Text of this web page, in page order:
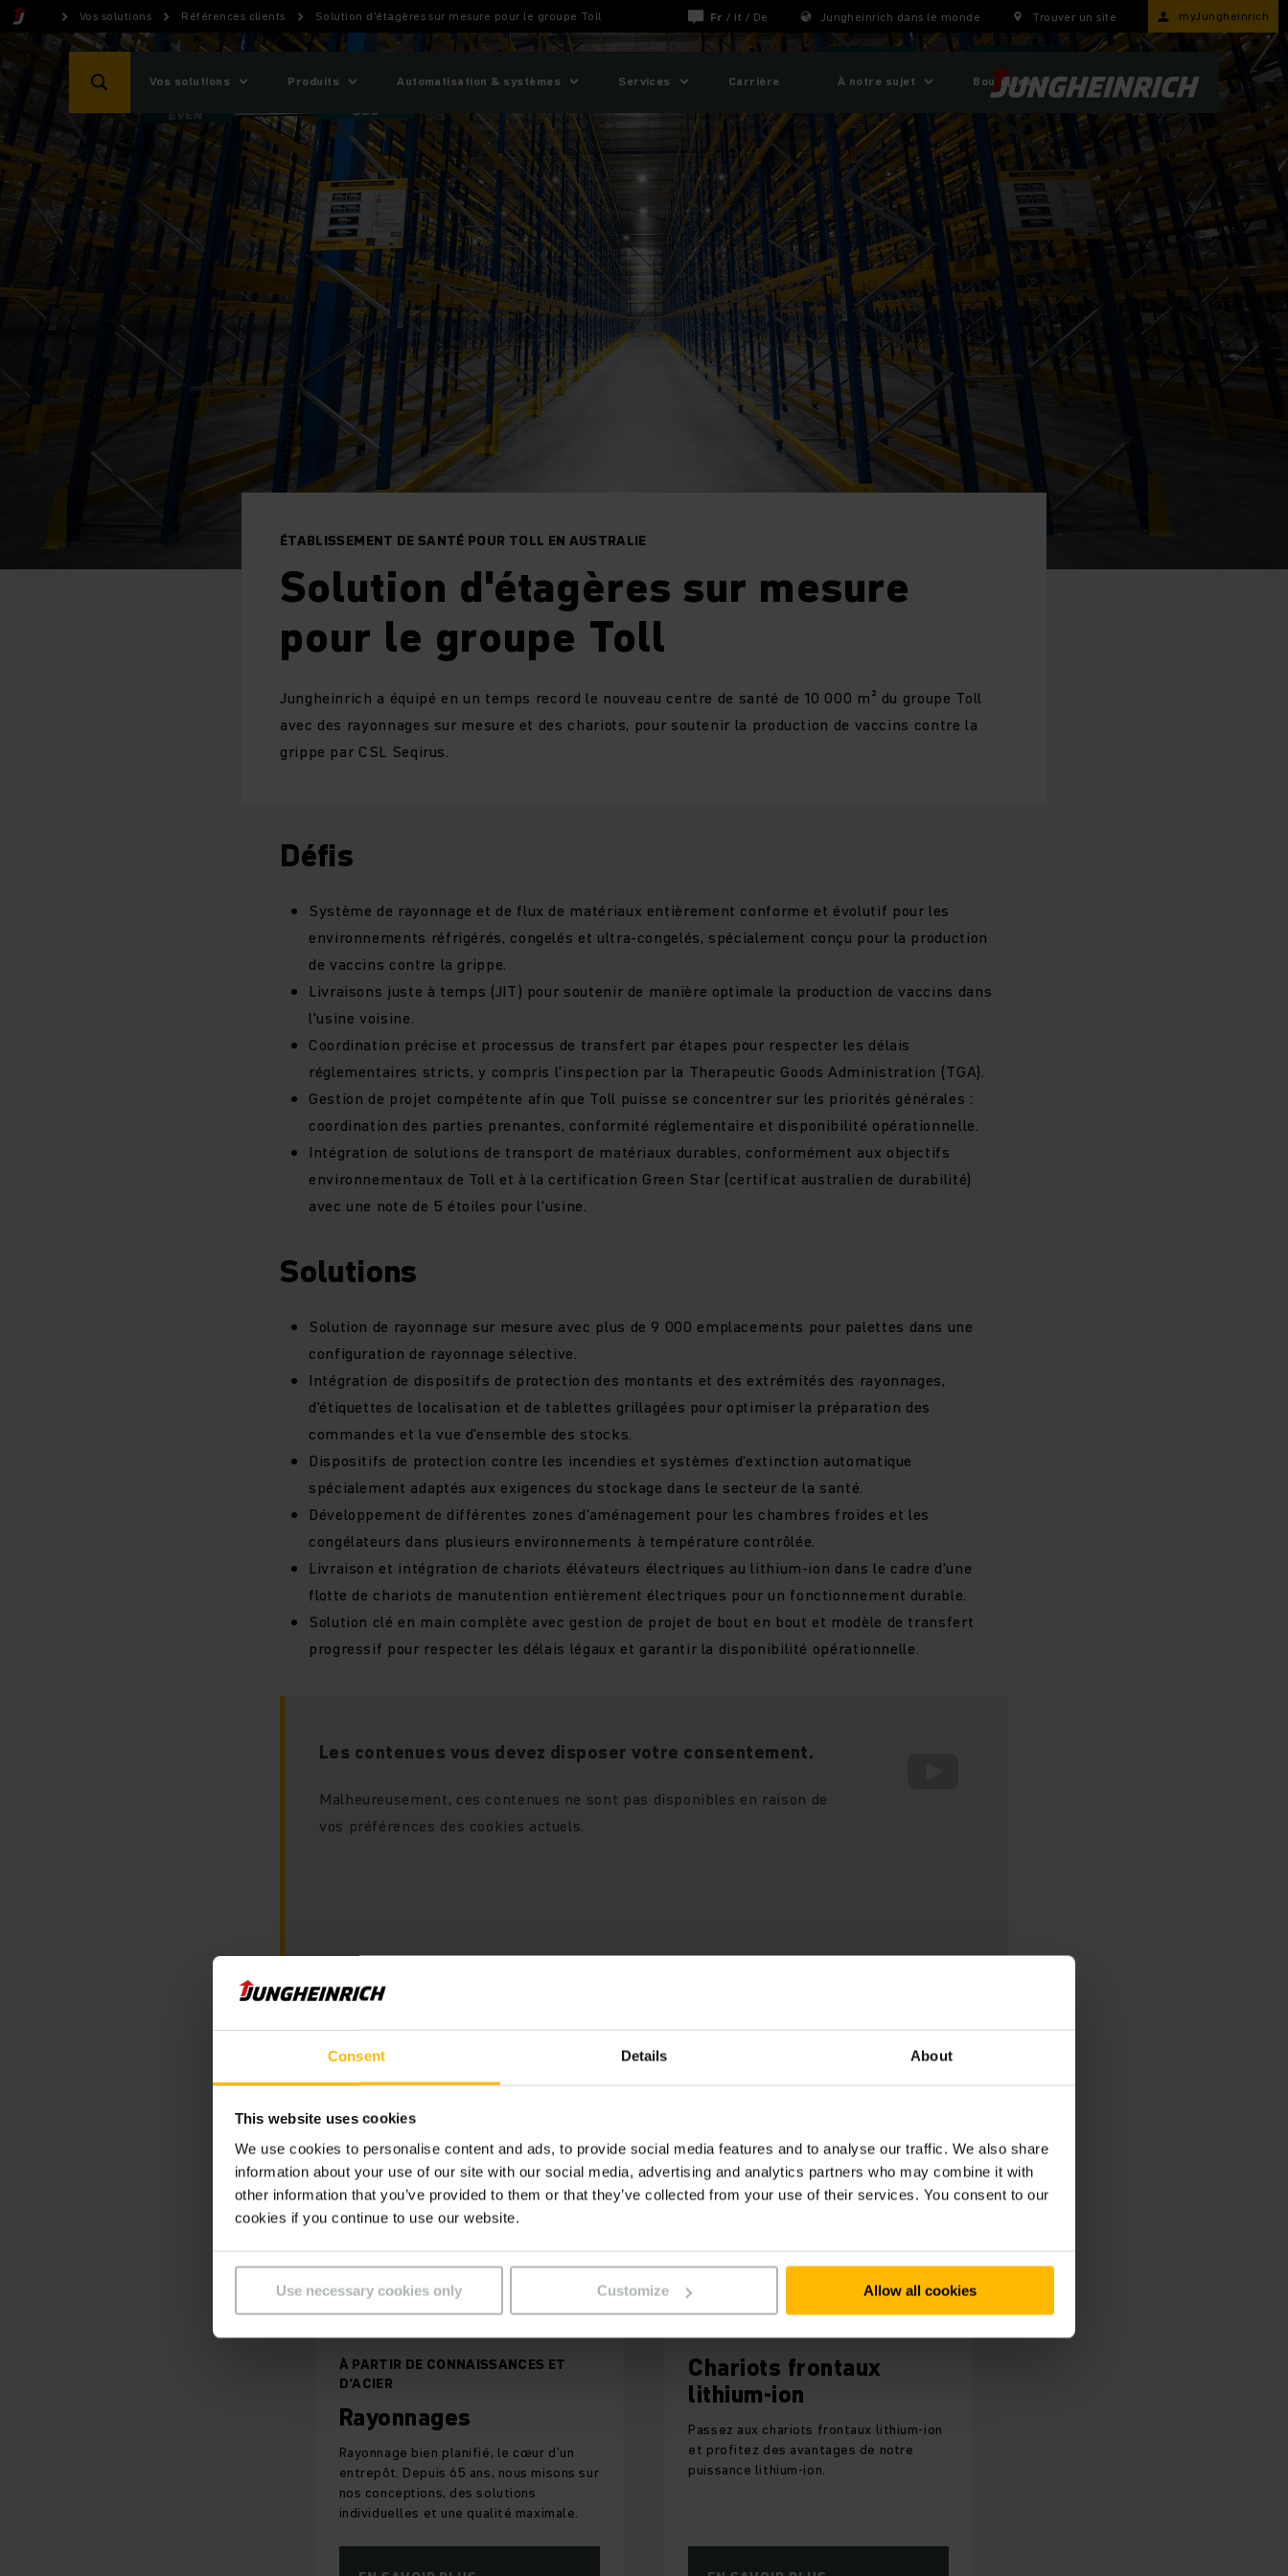
Consent Details About
This website uses cookies
We use cookies to personalise content and ads, to provide social media features and to analyse our traffic. We also share
information about your use of our site with our social media, advertising and analytics partners who may combine it with
other information that you’ve provided to them or that they’ve collected from your use of their services. You consent to our
cookies if you continue to use our website.
Use necessary cookies only Customize Allow all cookies
Vos solutions Références clients Solution d'étagères sur mesure pour le groupe Toll Fr / It / De Jungheinrich dans le monde Trouver un site myJungheinrich
Vos solutions Produits Automatisation & systèmes Services Carrière À notre sujet Boutiques
ÉTABLISSEMENT DE SANTÉ POUR TOLL EN AUSTRALIE
Solution d'étagères sur mesure
pour le groupe Toll
Jungheinrich a équipé en un temps record le nouveau centre de santé de 10 000 m² du groupe Toll
avec des rayonnages sur mesure et des chariots, pour soutenir la production de vaccins contre la
grippe par CSL Seqirus.
Défis
Système de rayonnage et de flux de matériaux entièrement conforme et évolutif pour les
environnements réfrigérés, congelés et ultra-congelés, spécialement conçu pour la production
de vaccins contre la grippe.
Livraisons juste à temps (JIT) pour soutenir de manière optimale la production de vaccins dans
l'usine voisine.
Coordination précise et processus de transfert par étapes pour respecter les délais
réglementaires stricts, y compris l'inspection par la Therapeutic Goods Administration (TGA).
Gestion de projet compétente afin que Toll puisse se concentrer sur les priorités générales :
coordination des parties prenantes, conformité réglementaire et disponibilité opérationnelle.
Intégration de solutions de transport de matériaux durables, conformément aux objectifs
environnementaux de Toll et à la certification Green Star (certificat australien de durabilité)
avec une note de 5 étoiles pour l'usine.
Solutions
Solution de rayonnage sur mesure avec plus de 9 000 emplacements pour palettes dans une
configuration de rayonnage sélective.
Intégration de dispositifs de protection des montants et des extrémités des rayonnages,
d'étiquettes de localisation et de tablettes grillagées pour optimiser la préparation des
commandes et la vue d'ensemble des stocks.
Dispositifs de protection contre les incendies et systèmes d'extinction automatique
spécialement adaptés aux exigences du stockage dans le secteur de la santé.
Développement de différentes zones d'aménagement pour les chambres froides et les
congélateurs dans plusieurs environnements à température contrôlée.
Livraison et intégration de chariots élévateurs électriques au lithium-ion dans le cadre d'une
flotte de chariots de manutention entièrement électriques pour un fonctionnement durable.
Solution clé en main complète avec gestion de projet de bout en bout et modèle de transfert
progressif pour respecter les délais légaux et garantir la disponibilité opérationnelle.
Les contenues vous devez disposer votre consentement.
Malheureusement, ces contenues ne sont pas disponibles en raison de
vos préférences des cookies actuels.
» pour afficher ce contenu.
AUTORISE LES COOKIES
À PARTIR DE CONNAISSANCES ET
D’ACIER
Rayonnages
Rayonnage bien planifié, le cœur d’un
entrepôt. Depuis 65 ans, nous misons sur
nos conceptions, des solutions
individuelles et une qualité maximale.
Chariots frontaux
lithium-ion
Passez aux chariots frontaux lithium-ion
et profitez des avantages de notre
puissance lithium-ion.